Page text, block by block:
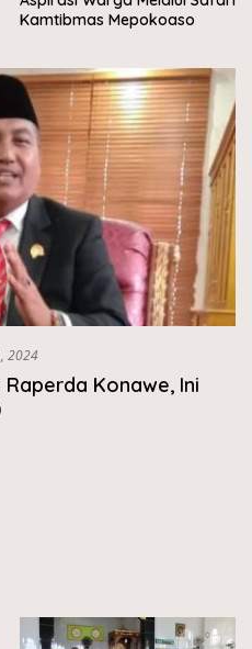
Kamtibmas Mepokoaso
2024
Konawe, Ini